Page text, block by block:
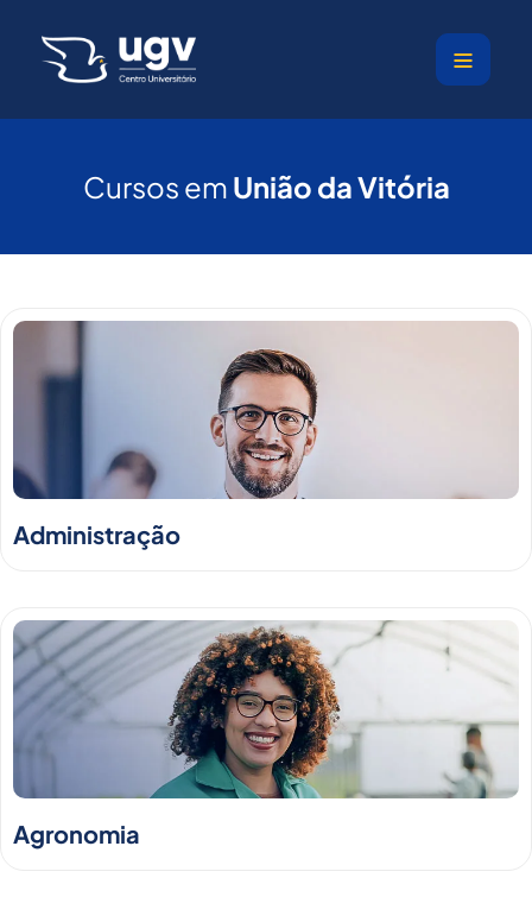
Cursos em União da Vitória
Administração
Agronomia